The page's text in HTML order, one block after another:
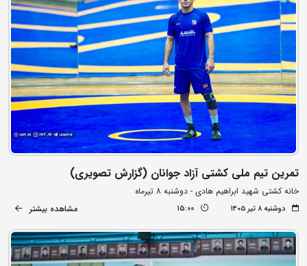
تمرین تیم ملی کشتی آزاد جوانان (گزارش تصویری)
خانه کشتی شهید ابراهیم هادی - دوشنبه 8 تیرماه
دوشنبه ۸ تیر ۱۴۰۵ 15:00 مشاهده بیشتر